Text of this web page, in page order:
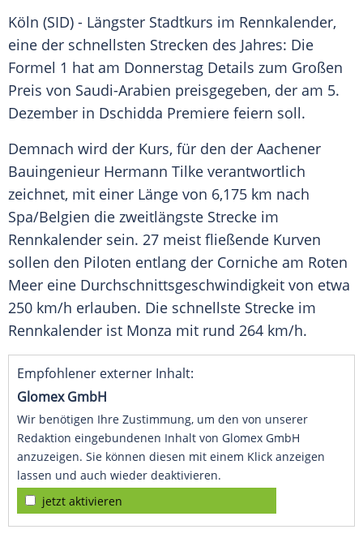
Köln (SID) - Längster Stadtkurs im Rennkalender,
eine der schnellsten Strecken des Jahres: Die
Formel 1 hat am Donnerstag Details zum Großen
Preis von Saudi-Arabien preisgegeben, der am 5.
Dezember in Dschidda Premiere feiern soll.
Demnach wird der Kurs, für den der Aachener
Bauingenieur Hermann Tilke verantwortlich
zeichnet, mit einer Länge von 6,175 km nach
Spa/Belgien die zweitlängste Strecke im
Rennkalender sein. 27 meist fließende Kurven
sollen den Piloten entlang der Corniche am Roten
Meer eine Durchschnittsgeschwindigkeit von etwa
250 km/h erlauben. Die schnellste Strecke im
Rennkalender ist Monza mit rund 264 km/h.
Empfohlener externer Inhalt:
Glomex GmbH
Wir benötigen Ihre Zustimmung, um den von unserer
Redaktion eingebundenen Inhalt von Glomex GmbH
anzuzeigen. Sie können diesen mit einem Klick anzeigen
lassen und auch wieder deaktivieren.
jetzt aktivieren